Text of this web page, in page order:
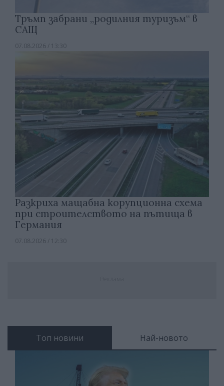
Тръмп забрани „родилния туризъм“ в
САЩ
07.08.2026 / 13:30
Разкриха мащабна корупционна схема
при строителството на пътища в
Германия
07.08.2026 / 12:30
Топ новини Най-новото